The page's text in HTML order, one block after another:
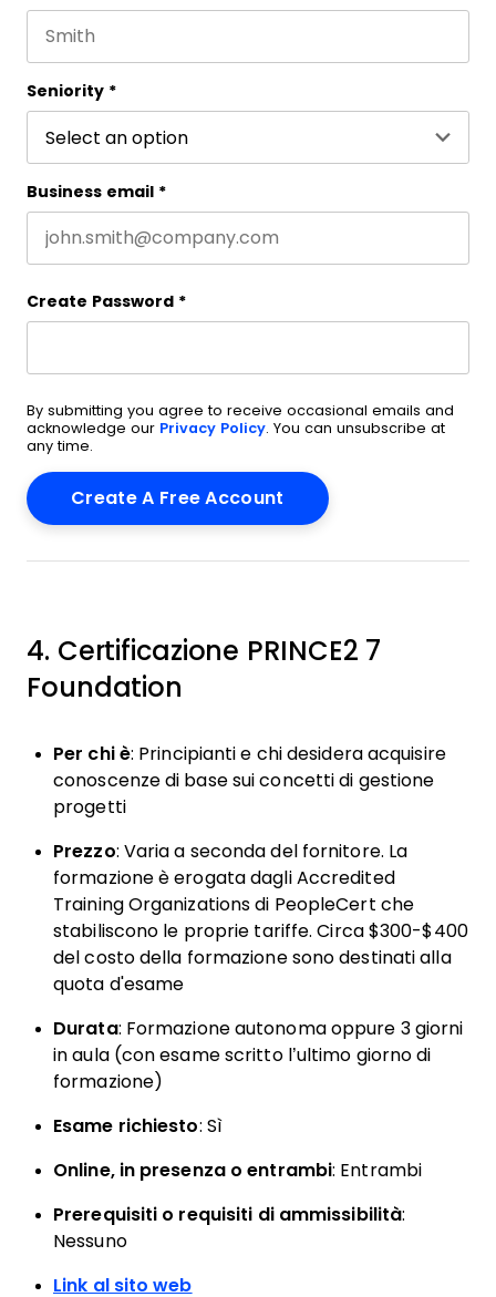
This field is for validation purposes and should be
Seniority *
Business email *
Create Password *
By submitting you agree to receive occasional emails and
acknowledge our Privacy Policy. You can unsubscribe at
any time.
4. Certificazione PRINCE2 7
Foundation
Per chi è: Principianti e chi desidera acquisire
conoscenze di base sui concetti di gestione
progetti
Prezzo: Varia a seconda del fornitore. La
formazione è erogata dagli Accredited
Training Organizations di PeopleCert che
stabiliscono le proprie tariffe. Circa $300-$400
del costo della formazione sono destinati alla
quota d'esame
Durata: Formazione autonoma oppure 3 giorni
in aula (con esame scritto l’ultimo giorno di
formazione)
Esame richiesto: Sì
Online, in presenza o entrambi: Entrambi
Prerequisiti o requisiti di ammissibilità:
Nessuno
Link al sito web